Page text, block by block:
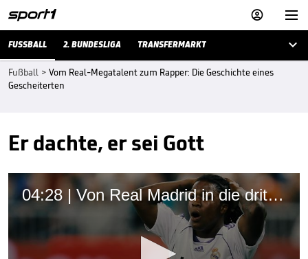


FUSSBALL 2. BUNDESLIGA TRANSFERMARKT 
Fußball > Vom Real-Megatalent zum Rapper: Die Geschichte eines
Gescheiterten
Er dachte, er sei Gott
04:28 | Von Real Madrid in die dritte Liga: Was macht eigentlich Royston Drenthe?